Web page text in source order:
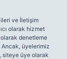
ve İletişim
olarak hizmet
denetleme
Ancak, üyelerimiz
siteye üye olarak